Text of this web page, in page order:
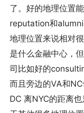
了。好的地理位置
reputation和
地理位置来说相对
是什么金融中心，
司比如好的
而且旁边的VA和
DC 离NYC的距离